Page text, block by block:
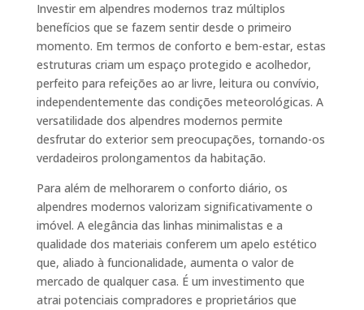
Investir em alpendres modernos traz múltiplos
benefícios que se fazem sentir desde o primeiro
momento. Em termos de conforto e bem-estar, estas
estruturas criam um espaço protegido e acolhedor,
perfeito para refeições ao ar livre, leitura ou convívio,
independentemente das condições meteorológicas. A
versatilidade dos alpendres modernos permite
desfrutar do exterior sem preocupações, tornando-os
verdadeiros prolongamentos da habitação.
Para além de melhorarem o conforto diário, os
alpendres modernos valorizam significativamente o
imóvel. A elegância das linhas minimalistas e a
qualidade dos materiais conferem um apelo estético
que, aliado à funcionalidade, aumenta o valor de
mercado de qualquer casa. É um investimento que
atrai potenciais compradores e proprietários que